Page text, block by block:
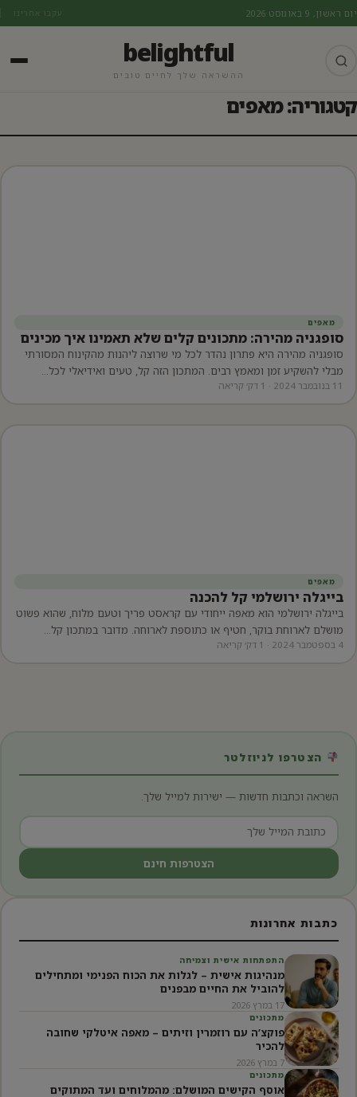
יום ראשון, 9 באוגוסט 2026 עקבו אחרינו
belightful
ההשראה שלך לחיים טובים
קטגוריה: מאפים
מאפים
סופגניה מהירה: מתכונים קלים שלא תאמינו איך מכינים
סופגניה מהירה היא פתרון נהדר לכל מי שרוצה ליהנות מהקינוח המסורתי
מבלי להשקיע זמן ומאמץ רבים. המתכון הזה קל, טעים ואידיאלי לכל…
11 בנובמבר 2024 · 1 דק׳ קריאה
מאפים
בייגלה ירושלמי קל להכנה
בייגלה ירושלמי הוא מאפה ייחודי עם קראסט פריך וטעם מלוח, שהוא פשוט
מושלם לארוחת בוקר, חטיף או כתוספת לארוחה. מדובר במתכון קל…
4 בספטמבר 2024 · 1 דק׳ קריאה
הצטרפו לניוזלטר
השראה וכתבות חדשות — ישירות למייל שלך.
הצטרפות חינם
כתבות אחרונות
התפתחות אישית וצמיחה
מנהיגות אישית – לגלות את הכוח הפנימי ומתחילים
להוביל את החיים מבפנים
17 במרץ 2026
מתכונים
פוקצ’ה עם רוזמרין וזיתים – מאפה איטלקי שחובה
להכיר
7 במרץ 2026
מתכונים
אוסף הקישים המושלם: מהמלוחים ועד המתוקים